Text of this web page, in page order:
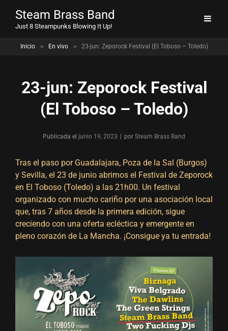
Steam Brass Band
Just 8 Steampunks Blowing It Up!
Inicio > En vivo > 23-jun: Zeporock Festival (El Toboso – Toledo)
23-jun: Zeporock Festival
(El Toboso – Toledo)
Publicada el junio 19, 2023 por Byline
Steam Brass Band
Tras el paso por Guadalajara, Poza de la Sal (Burgos)
y Sevilla, el 23 de junio abrimos el Festival de Zeporock
en El Toboso (Toledo) a las 21h00. Un festival
organizado con mucho cariño por una asociación local
que, tras 7 años desde la primera edición, sigue
creciendo con una oferta ecléctica y emergente en
pleno corazón de La Mancha. ¡Consigue ya tu entrada!